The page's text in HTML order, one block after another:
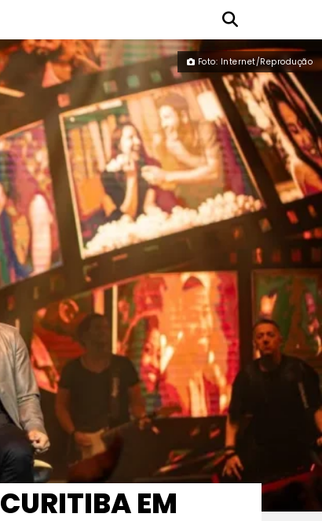
Foto: Internet/Reprodução
EM